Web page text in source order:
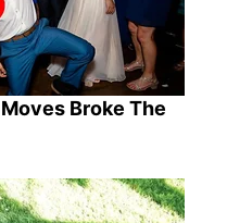
Broke The